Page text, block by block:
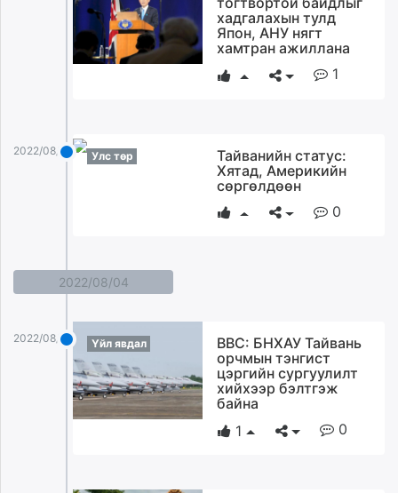
Livetv.mn
eagle.mn
ugluu.mn
asu.mn
shudarga.mn
shuurhai.mn
unuudur.mn
хадгалахын тулд
Япон, АНУ нягт
хамтран ажиллана
1
2022/08/05 Улс төр
Тайванийн статус:
Хятад, Америкийн
сөргөлдөөн
0
2022/08/04
2022/08/04 Үйл явдал
BBC: БНХАУ Тайвань
орчмын тэнгист
цэргийн сургуулилт
хийхээр бэлтгэж
байна
1
0